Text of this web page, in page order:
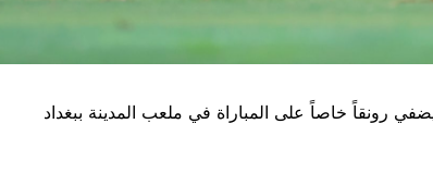
رونقاً خاصاً على المباراة في ملعب المدينة ببغداد